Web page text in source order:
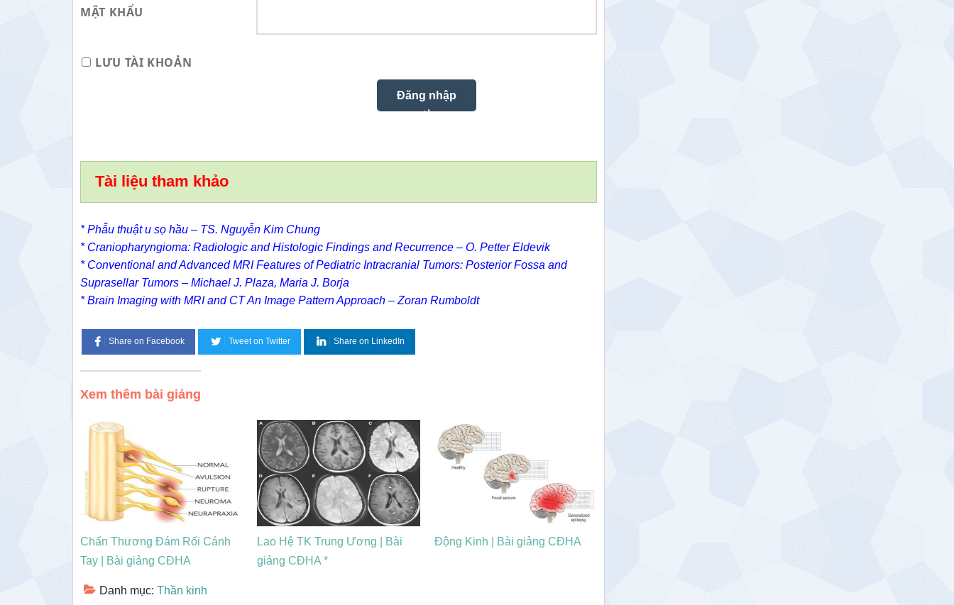
MẬT KHẨU
LƯU TÀI KHOẢN
Tài liệu tham khảo
* Phẫu thuật u sọ hầu – TS. Nguyễn Kim Chung
* Craniopharyngioma: Radiologic and Histologic Findings and Recurrence – O. Petter Eldevik
* Conventional and Advanced MRI Features of Pediatric Intracranial Tumors: Posterior Fossa and
Suprasellar Tumors – Michael J. Plaza, Maria J. Borja
* Brain Imaging with MRI and CT An Image Pattern Approach – Zoran Rumboldt
Share on Facebook Tweet on Twitter Share on LinkedIn
Xem thêm bài giảng
Chấn Thương Đám Rối Cánh
Tay | Bài giảng CĐHA
Lao Hệ TK Trung Ương | Bài
giảng CĐHA *
Động Kinh | Bài giảng CĐHA
Danh mục: Thần kinh